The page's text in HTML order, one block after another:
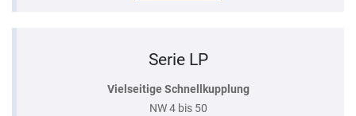
Serie LP
Vielseitige Schnellkupplung
NW 4 bis 50